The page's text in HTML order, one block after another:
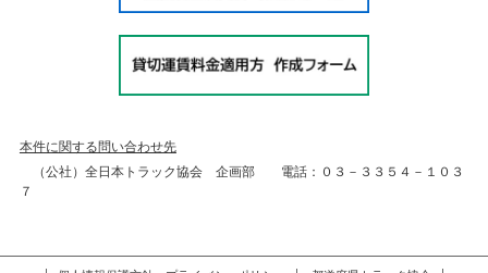
本件に関する問い合わせ先
（公社）全日本トラック協会 企画部 電話：０３－３３５４－１０３
７